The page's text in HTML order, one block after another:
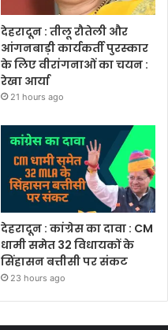
देहरादून : तीलू रौतेली और
आंगनबाड़ी कार्यकर्ती पुरस्कार
के लिए वीरांगनाओं का चयन :
रेखा आर्या
21 hours ago
देहरादून : कांग्रेस का दावा : CM
धामी समेत 32 विधायकों के
सिंहासन बत्तीसी पर संकट
23 hours ago